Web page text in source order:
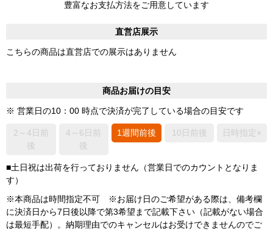
豊富なお支払方法をご用意しています
直営店展示
こちらの商品は直営店での展示はありません
商品お届けの目安
※ 営業日の10：00 時点で決済が完了している場合の目安です
2～4日前
後
4～6日前
後
1週間前後 10日前後 日時指定×
■土日祝は出荷を行っておりません（営業日でのカウントとなりま
す）
※本商品は時間指定不可 ※お届け日のご希望がある際は、備考欄
に決済日から7日後以降で第3希望まで記載下さい（記載がない場合
は最短手配）。納期理由でのキャンセルはお受けできませんのでご